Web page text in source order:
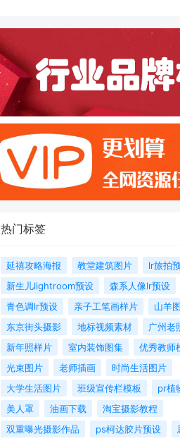
热门标签
延禧攻略海报 教堂建筑图片
lr旅拍
新生儿lightroom预设
森系人像lr预设
青色调lr预设
亲子工笔画样片
山羊
东京街头摄影
地标视频素材
广州老
新年照样片
室内装饰图集
优秀教师
光束图片
老师插画
时尚生活图片
大学生活图片
班级宣传栏模板
pr植
美人罩
油画下载
淘宝摄影教程
双重曝光摄影作品
ps柯达胶片预设